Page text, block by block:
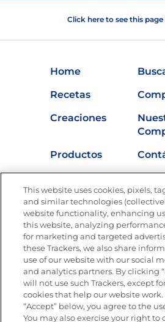
Click here to see this page
Home
Recetas
Creaciones
Productos
Nutrición
Únete a La
Recibe Nuevas Recetas,
Promociones
Email(Obligatorio)
This website uses cookies, pixels,
and similar technologies
website functionality, enhancing
this website, analyzing
for marketing and targeted
these Trackers, we also share
use of our website with our social
and analytics partners. By clicking
will not use such Trackers, except
cookies that help our website
“Accept” below, you agree to the
You may also exercise your right to